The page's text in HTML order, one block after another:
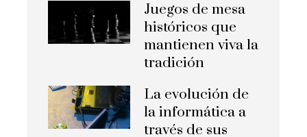
Juegos de mesa
históricos que
mantienen viva la
tradición
La evolución de
la informática a
través de sus